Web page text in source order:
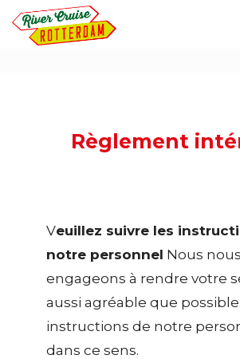
Règlement
Veuillez suivre les
notre personnel Nous nous
engageons à rendre votre
aussi agréable que
instructions de notre
dans ce sens.